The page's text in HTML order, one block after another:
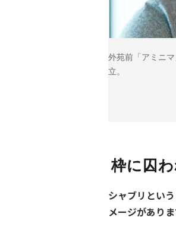
外苑前「アミニ
立。
枠に囚
シャブリとい
メージがあり